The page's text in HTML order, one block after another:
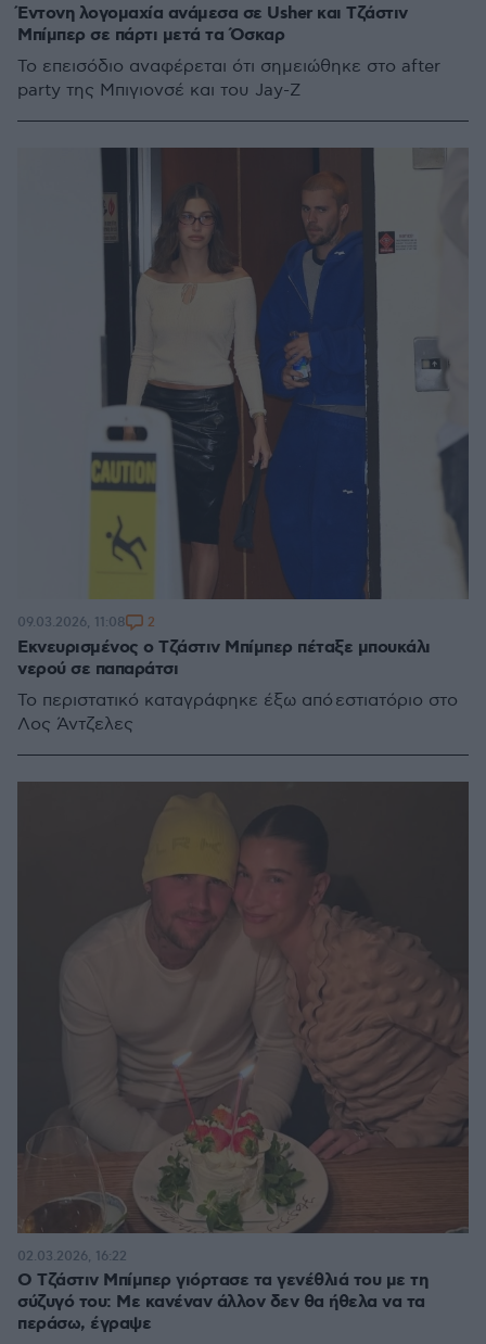
Έντονη λογομαχία ανάμεσα σε Usher και Τζάστιν
Μπίμπερ σε πάρτι μετά τα Όσκαρ
Το επεισόδιο αναφέρεται ότι σημειώθηκε στο after
party της Μπιγιονσέ και του Jay-Z
Εκνευρισμένος ο Τζάστιν Μπίμπερ πέταξε μπουκάλι
νερού σε παπαράτσι
Το περιστατικό καταγράφηκε έξω από εστιατόριο στο
Λος Άντζελες
09.03.2026, 11:08 2
Ο Τζάστιν Μπίμπερ γιόρτασε τα γενέθλιά του με τη
σύζυγό του: Με κανέναν άλλον δεν θα ήθελα να τα
περάσω, έγραψε
02.03.2026, 16:22